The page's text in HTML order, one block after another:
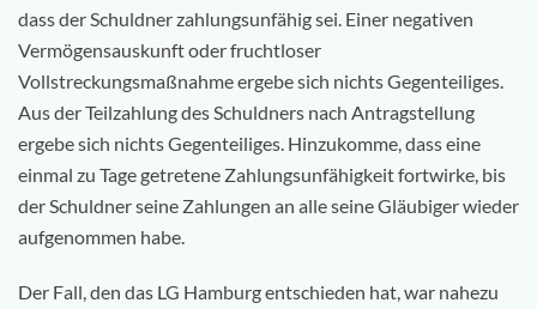
dass der Schuldner zahlungsunfähig sei. Einer negativen
Vermögensauskunft oder fruchtloser
Vollstreckungsmaßnahme ergebe sich nichts Gegenteiliges.
Aus der Teilzahlung des Schuldners nach Antragstellung
ergebe sich nichts Gegenteiliges. Hinzukomme, dass eine
einmal zu Tage getretene Zahlungsunfähigkeit fortwirke, bis
der Schuldner seine Zahlungen an alle seine Gläubiger wieder
aufgenommen habe.
Der Fall, den das LG Hamburg entschieden hat, war nahezu